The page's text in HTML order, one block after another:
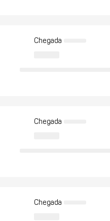
Chegada
Chegada
Chegada